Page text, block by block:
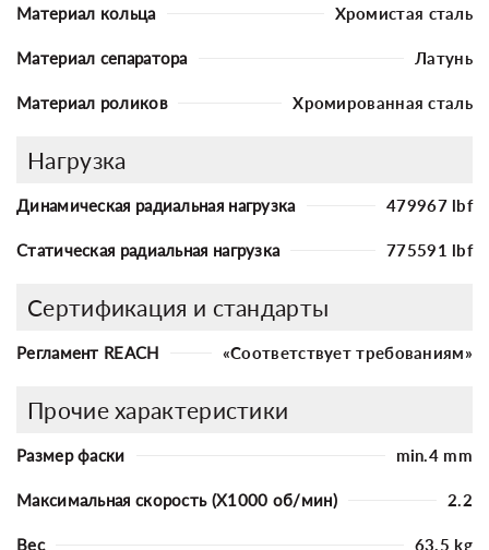
Материал кольца Хромистая сталь
Материал сепаратора Латунь
Материал роликов Хромированная сталь
Нагрузка
Динамическая радиальная нагрузка 479967 lbf
Статическая радиальная нагрузка 775591 lbf
Сертификация и стандарты
Регламент REACH «Соответствует требованиям»
Прочие характеристики
Размер фаски min.4 mm
Максимальная скорость (X1000 об/мин) 2.2
Вес 63.5 kg